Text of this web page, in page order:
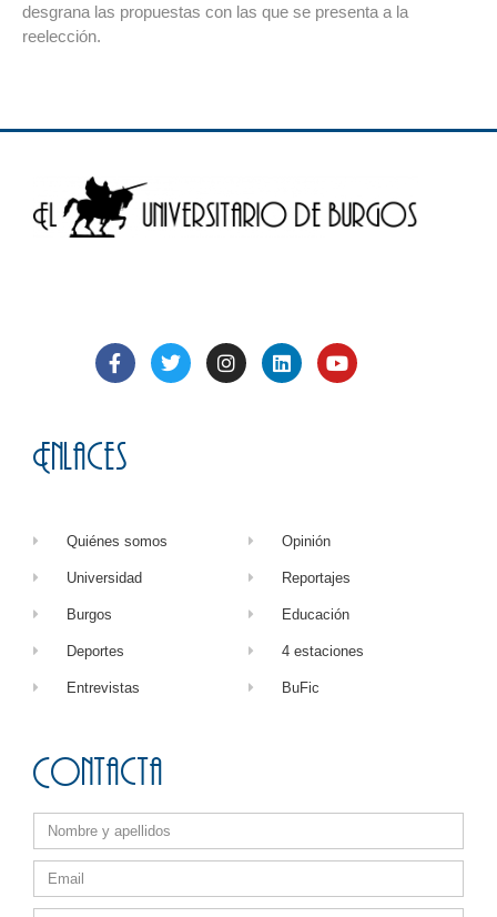
desgrana las propuestas con las que se presenta a la
reelección.
Enlaces
Quiénes somos
Universidad
Burgos
Deportes
Entrevistas
Opinión
Reportajes
Educación
4 estaciones
BuFic
Contacta